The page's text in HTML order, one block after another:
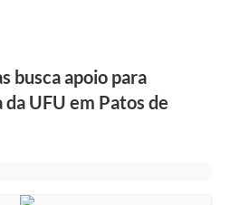
busca apoio para
UFU em Patos de